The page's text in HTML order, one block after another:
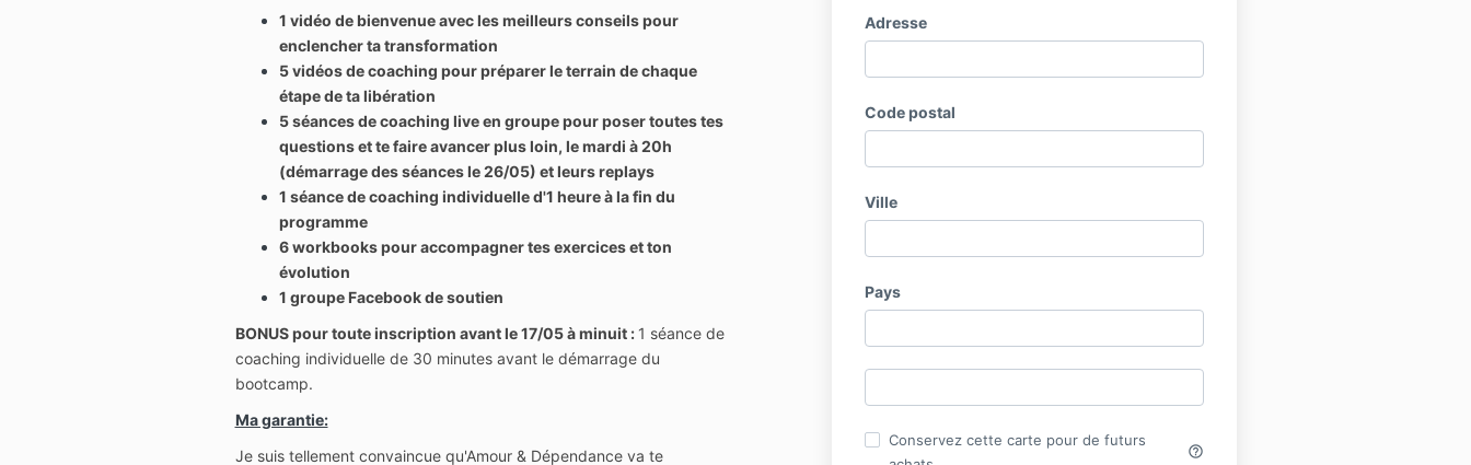
1 vidéo de bienvenue avec les meilleurs conseils pour
enclencher ta transformation
5 vidéos de coaching pour préparer le terrain de chaque
étape de ta libération
5 séances de coaching live en groupe pour poser toutes tes
questions et te faire avancer plus loin, le mardi à 20h
(démarrage des séances le 26/05) et leurs replays
1 séance de coaching individuelle d'1 heure à la fin du
programme
6 workbooks pour accompagner tes exercices et ton
évolution
1 groupe Facebook de soutien
BONUS pour toute inscription avant le 17/05 à minuit : 1 séance de
coaching individuelle de 30 minutes avant le démarrage du
bootcamp.
Ma garantie:
Je suis tellement convaincue qu'Amour & Dépendance va te
Adresse
Code postal
Ville
Pays
Conservez cette carte pour de futurs
help_outline